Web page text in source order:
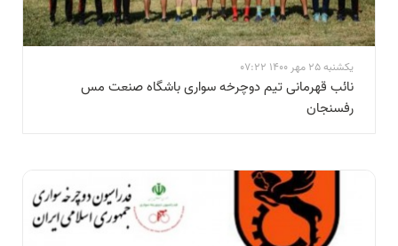
یکشنبه 25 مهر 1400 07:22
نائب قهرمانی تیم دوچرخه سواری باشگاه صنعت مس
رفسنجان